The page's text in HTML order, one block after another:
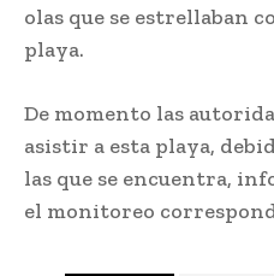
olas que se estrellaban
playa.
De momento las
asistir a esta playa,
las que se encuentra,
el monitoreo